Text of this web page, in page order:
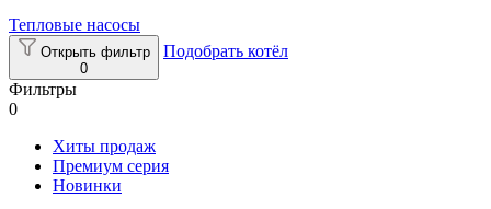
Тепловые насосы
Открыть фильтр
0
Подобрать котёл
Фильтры
0
Хиты продаж
Премиум серия
Новинки